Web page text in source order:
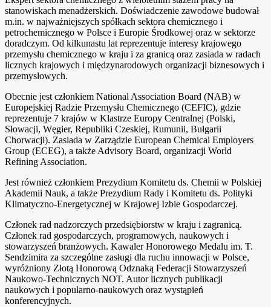
stanowiskach menadżerskich. Doświadczenie zawodowe budował
m.in. w najważniejszych spółkach sektora chemicznego i
petrochemicznego w Polsce i Europie Środkowej oraz w sektorze
doradczym. Od kilkunastu lat reprezentuje interesy krajowego
przemysłu chemicznego w kraju i za granicą oraz zasiada w radach
licznych krajowych i międzynarodowych organizacji biznesowych i
przemysłowych.
Obecnie jest członkiem National Association Board (NAB) w
Europejskiej Radzie Przemysłu Chemicznego (CEFIC), gdzie
reprezentuje 7 krajów w Klastrze Europy Centralnej (Polski,
Słowacji, Węgier, Republiki Czeskiej, Rumunii, Bułgarii
Chorwacji). Zasiada w Zarządzie European Chemical Employers
Group (ECEG), a także Advisory Board, organizacji World
Refining Association.
Jest również członkiem Prezydium Komitetu ds. Chemii w Polskiej
Akademii Nauk, a także Prezydium Rady i Komitetu ds. Polityki
Klimatyczno-Energetycznej w Krajowej Izbie Gospodarczej.
Członek rad nadzorczych przedsiębiorstw w kraju i zagranicą.
Członek rad gospodarczych, programowych, naukowych i
stowarzyszeń branżowych. Kawaler Honorowego Medalu im. T.
Sendzimira za szczególne zasługi dla ruchu innowacji w Polsce,
wyróżniony Złotą Honorową Odznaką Federacji Stowarzyszeń
Naukowo-Technicznych NOT. Autor licznych publikacji
naukowych i popularno-naukowych oraz wystąpień
konferencyjnych.